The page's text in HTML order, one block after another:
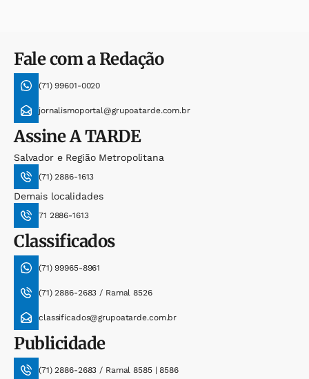
Fale com a Redação
(71) 99601-0020
jornalismoportal@grupoatarde.com.br
AssineA TARDE
Salvador e Região Metropolitana
(71) 2886-1613
Demais localidades
71 2886-1613
Classificados
(71) 99965-8961
(71) 2886-2683 / Ramal 8526
classificados@grupoatarde.com.br
Publicidade
(71) 2886-2683 / Ramal 8585 | 8586